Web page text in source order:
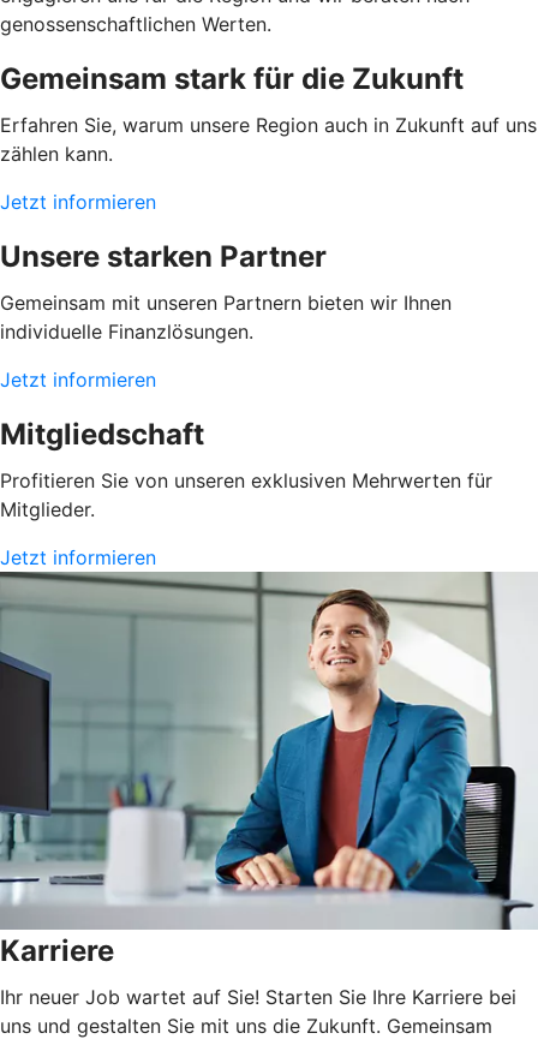
genossenschaftlichen Werten.
Gemeinsam stark für die Zukunft
Erfahren Sie, warum unsere Region auch in Zukunft auf uns
zählen kann.
Jetzt informieren
Unsere starken Partner
Gemeinsam mit unseren Partnern bieten wir Ihnen
individuelle Finanzlösungen.
Jetzt informieren
Mitgliedschaft
Profitieren Sie von unseren exklusiven Mehrwerten für
Mitglieder.
Jetzt informieren
Karriere
Ihr neuer Job wartet auf Sie! Starten Sie Ihre Karriere bei
uns und gestalten Sie mit uns die Zukunft. Gemeinsam